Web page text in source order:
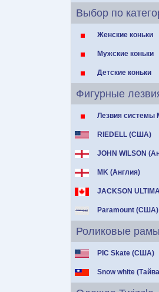
Выбор по
Женские коньки
Мужские коньки
Детские коньки
Фигурные
Лезвия системы
RIEDELL (США)
JOHN WILSON
MK (Англия)
JACKSON
Paramount (США)
Роликовые рамы
PIC Skate (США)
Snow white